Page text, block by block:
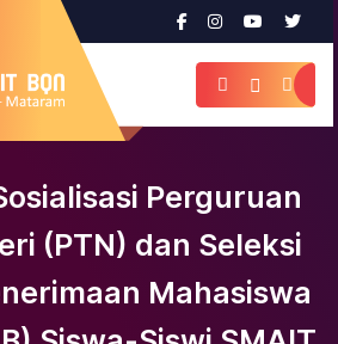
Perguruan
(PTN) dan Seleksi
Mahasiswa